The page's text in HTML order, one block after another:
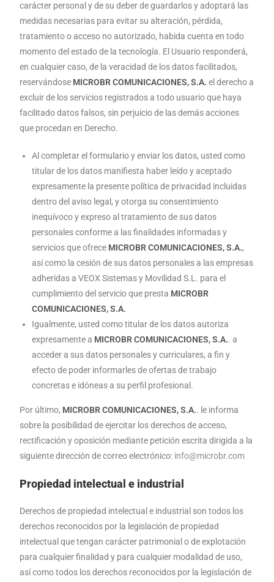
carácter personal y de su deber de guardarlos y adoptará las
medidas necesarias para evitar su alteración, pérdida,
tratamiento o acceso no autorizado, habida cuenta en todo
momento del estado de la tecnología. El Usuario responderá,
en cualquier caso, de la veracidad de los datos facilitados,
reservándose MICROBR COMUNICACIONES, S.A. el derecho a
excluir de los servicios registrados a todo usuario que haya
facilitado datos falsos, sin perjuicio de las demás acciones
que procedan en Derecho.
Al completar el formulario y enviar los datos, usted como
titular de los datos manifiesta haber leído y aceptado
expresamente la presente política de privacidad incluidas
dentro del aviso legal, y otorga su consentimiento
inequívoco y expreso al tratamiento de sus datos
personales conforme a las finalidades informadas y
servicios que ofrece MICROBR COMUNICACIONES, S.A.,
así como la cesión de sus datos personales a las empresas
adheridas a VEOX Sistemas y Movilidad S.L. para el
cumplimiento del servicio que presta MICROBR
COMUNICACIONES, S.A.
Igualmente, usted como titular de los datos autoriza
expresamente a MICROBR COMUNICACIONES, S.A.. a
acceder a sus datos personales y curriculares, a fin y
efecto de poder informarles de ofertas de trabajo
concretas e idóneas a su perfil profesional.
Por último, MICROBR COMUNICACIONES, S.A.. le informa
sobre la posibilidad de ejercitar los derechos de acceso,
rectificación y oposición mediante petición escrita dirigida a la
siguiente dirección de correo electrónico: info@microbr.com
Propiedad intelectual e industrial
Derechos de propiedad intelectual e industrial son todos los
derechos reconocidos por la legislación de propiedad
intelectual que tengan carácter patrimonial o de explotación
para cualquier finalidad y para cualquier modalidad de uso,
así como todos los derechos reconocidos por la legislación de